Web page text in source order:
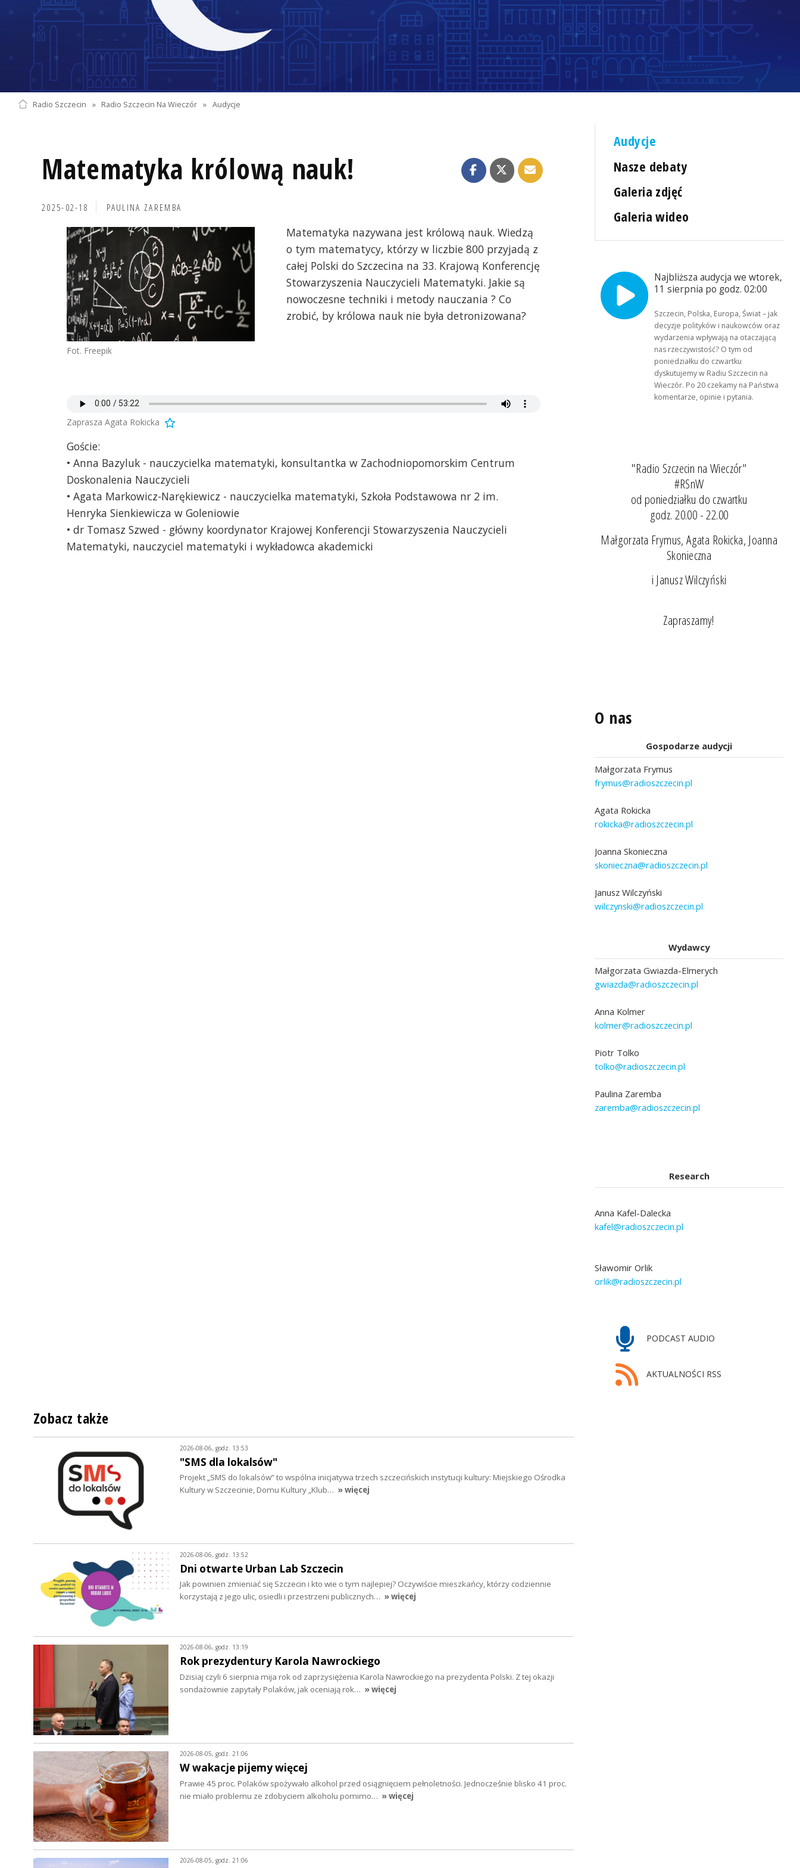
Radio Szczecin » Radio Szczecin Na Wieczór » Audycje
Matematyka królową nauk!
2025-02-18 PAULINA ZAREMBA
Fot. Freepik
Matematyka nazywana jest królową nauk. Wiedzą
o tym matematycy, którzy w liczbie 800 przyjadą z
całej Polski do Szczecina na 33. Krajową Konferencję
Stowarzyszenia Nauczycieli Matematyki. Jakie są
nowoczesne techniki i metody nauczania ? Co
zrobić, by królowa nauk nie była detronizowana?
Zaprasza Agata Rokicka
Goście:
• Anna Bazyluk - nauczycielka matematyki, konsultantka w Zachodniopomorskim Centrum
Doskonalenia Nauczycieli
• Agata Markowicz-Narękiewicz - nauczycielka matematyki, Szkoła Podstawowa nr 2 im.
Henryka Sienkiewicza w Goleniowie
• dr Tomasz Szwed - główny koordynator Krajowej Konferencji Stowarzyszenia Nauczycieli
Matematyki, nauczyciel matematyki i wykładowca akademicki
Audycje
Nasze debaty
Galeria zdjęć
Galeria wideo
Najbliższa audycja we wtorek,
11 sierpnia po godz. 02:00
Szczecin, Polska, Europa, Świat – jak
decyzje polityków i naukowców oraz
wydarzenia wpływają na otaczającą
nas rzeczywistość? O tym od
poniedziałku do czwartku
dyskutujemy w Radiu Szczecin na
Wieczór. Po 20 czekamy na Państwa
komentarze, opinie i pytania.
"Radio Szczecin na Wieczór"
#RSnW
od poniedziałku do czwartku
godz. 20.00 - 22.00
Małgorzata Frymus, Agata Rokicka, Joanna
Skonieczna
i Janusz Wilczyński
Zapraszamy!
O nas
Gospodarze audycji
Małgorzata Frymus
frymus@radioszczecin.pl
Agata Rokicka
rokicka@radioszczecin.pl
Joanna Skonieczna
skonieczna@radioszczecin.pl
Janusz Wilczyński
wilczynski@radioszczecin.pl
Wydawcy
Małgorzata Gwiazda-Elmerych
gwiazda@radioszczecin.pl
Anna Kolmer
kolmer@radioszczecin.pl
Piotr Tolko
tolko@radioszczecin.pl
Paulina Zaremba
zaremba@radioszczecin.pl
Research
Anna Kafel-Dalecka
kafel@radioszczecin.pl
Sławomir Orlik
orlik@radioszczecin.pl
PODCAST AUDIO
AKTUALNOŚCI RSS
Zobacz także
2026-08-06, godz. 13:53
"SMS dla lokalsów"
Projekt „SMS do lokalsów” to wspólna inicjatywa trzech szczecińskich instytucji kultury: Miejskiego Ośrodka
Kultury w Szczecinie, Domu Kultury „Klub… » więcej
2026-08-06, godz. 13:52
Dni otwarte Urban Lab Szczecin
Jak powinien zmieniać się Szczecin i kto wie o tym najlepiej? Oczywiście mieszkańcy, którzy codziennie
korzystają z jego ulic, osiedli i przestrzeni publicznych… » więcej
2026-08-06, godz. 13:19
Rok prezydentury Karola Nawrockiego
Dzisiaj czyli 6 sierpnia mija rok od zaprzysiężenia Karola Nawrockiego na prezydenta Polski. Z tej okazji
sondażownie zapytały Polaków, jak oceniają rok… » więcej
2026-08-05, godz. 21:06
W wakacje pijemy więcej
Prawie 45 proc. Polaków spożywało alkohol przed osiągnięciem pełnoletności. Jednocześnie blisko 41 proc.
nie miało problemu ze zdobyciem alkoholu pomimo… » więcej
2026-08-05, godz. 21:06